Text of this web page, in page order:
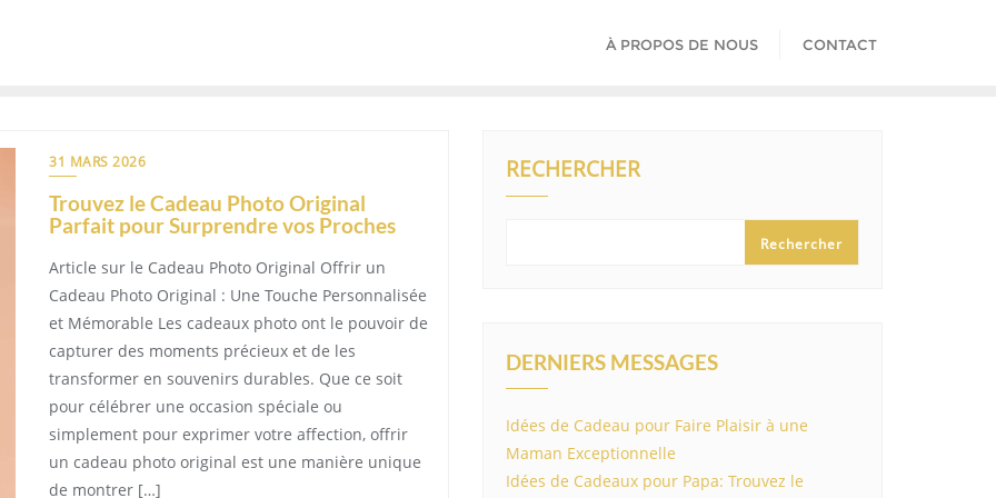
À PROPOS DE NOUS CONTACT
31 MARS 2026
Trouvez le Cadeau Photo Original
Parfait pour Surprendre vos Proches
Article sur le Cadeau Photo Original Offrir un
Cadeau Photo Original : Une Touche Personnalisée
et Mémorable Les cadeaux photo ont le pouvoir de
capturer des moments précieux et de les
transformer en souvenirs durables. Que ce soit
pour célébrer une occasion spéciale ou
simplement pour exprimer votre affection, offrir
un cadeau photo original est une manière unique
de montrer […]
RECHERCHER
Rechercher
DERNIERS MESSAGES
Idées de Cadeau pour Faire Plaisir à une
Maman Exceptionnelle
Idées de Cadeaux pour Papa: Trouvez le